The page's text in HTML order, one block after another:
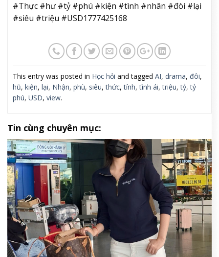
#Thực #hư #tỷ #phú #kiện #tình #nhân #đòi #lại
#siêu #triệu #USD1777425168
This entry was posted in Học hỏi and tagged AI, drama, đôi,
hũ, kiện, lại, Nhận, phù, siêu,thức,tính,tình ái,triệu,tỷ,tỷ
phú, USD, view.
Tin cùng chuyên mục: